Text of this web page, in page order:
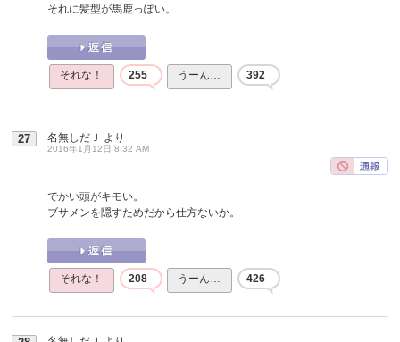
それに髪型が馬鹿っぽい。
それな！ 255 うーん… 392
27 名無しだＪ より
2016年1月12日 8:32 AM
でかい頭がキモい。
ブサメンを隠すためだから仕方ないか。
それな！ 208 うーん… 426